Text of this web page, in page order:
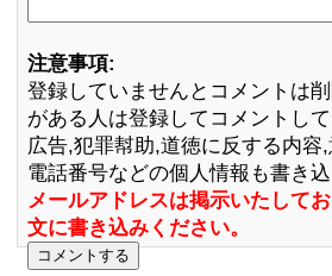
注意事項:
登録していませんとコメントは
がある人は登録してコメントして
広告,犯罪幇助,道徳に反する内
電話番号などの個人情報も書き込
メールアドレスは掲示いたして
文に書き込みください。